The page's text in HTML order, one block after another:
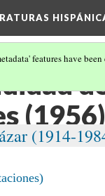
features have
(1956)
(1914-